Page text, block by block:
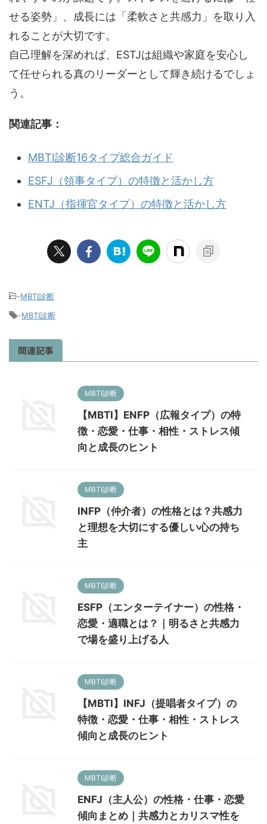
せる姿勢」、成長には「柔軟さと共感力」を取り入
れることが大切です。
自己理解を深めれば、ESTJは組織や家庭を安心し
て任せられる真のリーダーとして輝き続けるでしょ
う。
関連記事：
MBTI診断16タイプ総合ガイド
ESFJ（領事タイプ）の特徴と活かし方
ENTJ（指揮官タイプ）の特徴と活かし方
-MBTI診断
-MBTI診断
関連記事
MBTI診断
【MBTI】ENFP（広報タイプ）の特
徴・恋愛・仕事・相性・ストレス傾
向と成長のヒント
MBTI診断
INFP（仲介者）の性格とは？共感力
と理想を大切にする優しい心の持ち
主
MBTI診断
ESFP（エンターテイナー）の性格・
恋愛・適職とは？｜明るさと共感力
で場を盛り上げる人
MBTI診断
【MBTI】INFJ（提唱者タイプ）の
特徴・恋愛・仕事・相性・ストレス
傾向と成長のヒント
MBTI診断
ENFJ（主人公）の性格・仕事・恋愛
傾向まとめ｜共感力とカリスマ性を